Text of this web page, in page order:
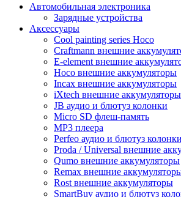
Автомобильная электроника
Зарядные устройства
Аксессуары
Cool painting series Hoco
Craftmann внешние
E-element внешние
Hoco внешние аккумуляторы
Incax внешние аккумуляторы
iXtech внешние аккумуляторы
JB аудио и блютуз колонки
Micro SD флеш-память
MP3 плеера
Perfeo аудио и блютуз колонки
Proda / Universal внешние
Qumo внешние аккумуляторы
Remax внешние
Rost внешние аккумуляторы
SmartBuy аудио и блютуз